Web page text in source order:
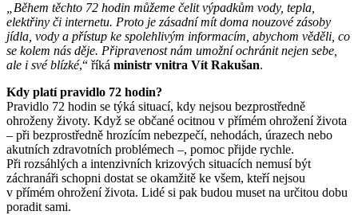
„Během těchto 72 hodin můžeme čelit výpadkům vody, tepla,
elektřiny či internetu. Proto je zásadní mít doma nouzové zásoby
jídla, vody a přístup ke spolehlivým informacím, abychom věděli, co
se kolem nás děje. Připravenost nám umožní ochránit nejen sebe,
ale i své blízké,“ říká ministr vnitra Vít Rakušan.
Kdy platí pravidlo 72 hodin?
Pravidlo 72 hodin se týká situací, kdy nejsou bezprostředně
ohroženy životy. Když se občané ocitnou v přímém ohrožení života
– při bezprostředně hrozícím nebezpečí, nehodách, úrazech nebo
akutních zdravotních problémech –, pomoc přijde rychle.
Při rozsáhlých a intenzivních krizových situacích nemusí být
záchranáři schopni dostat se okamžitě ke všem, kteří nejsou
v přímém ohrožení života. Lidé si pak budou muset na určitou dobu
poradit sami.